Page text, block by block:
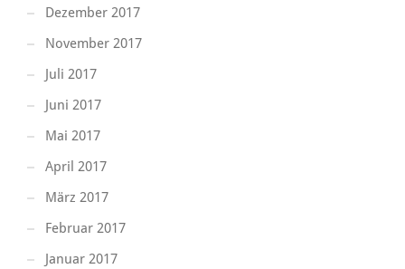
Dezember 2017
November 2017
Juli 2017
Juni 2017
Mai 2017
April 2017
März 2017
Februar 2017
Januar 2017